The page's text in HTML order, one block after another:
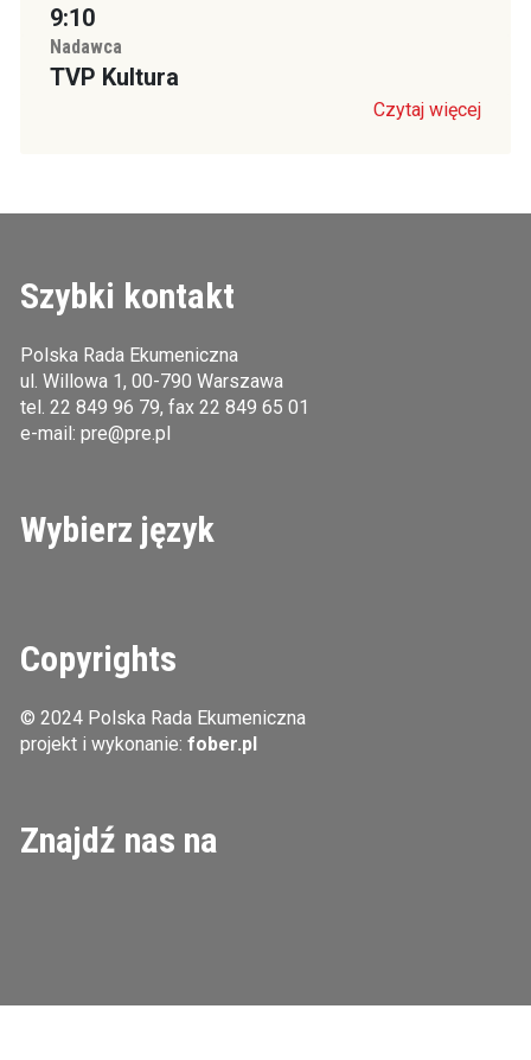
9:10
Nadawca
TVP Kultura
Czytaj więcej
Szybki kontakt
Polska Rada Ekumeniczna
ul. Willowa 1, 00-790 Warszawa
tel. 22 849 96 79, fax 22 849 65 01
e-mail: pre@pre.pl
Wybierz język
Copyrights
© 2024 Polska Rada Ekumeniczna
projekt i wykonanie: fober.pl
Znajdź nas na